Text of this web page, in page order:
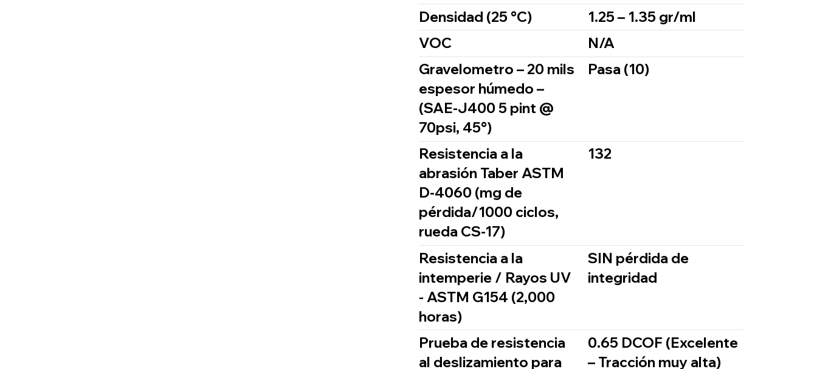
Densidad (25 °C)
1.25 – 1.35 gr/ml
VOC
N/A
Gravelometro – 20 mils
espesor húmedo –
(SAE-J400 5 pint @
70psi, 45°)
Pasa (10)
Resistencia a la
abrasión Taber ASTM
D-4060 (mg de
pérdida/1000 ciclos,
rueda CS-17)
132
Resistencia a la
intemperie / Rayos UV
- ASTM G154 (2,000
horas)
SIN pérdida de
integridad
Prueba de resistencia
al deslizamiento para
0.65 DCOF (Excelente
– Tracción muy alta)